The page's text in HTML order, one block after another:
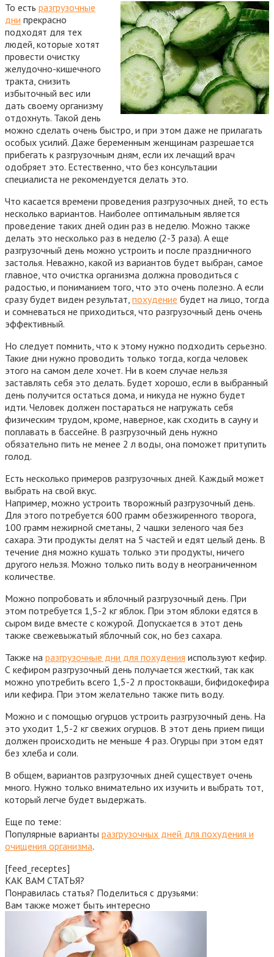
То есть разгрузочные
дни прекрасно
подходят для тех
людей, которые хотят
провести очистку
желудочно-кишечного
тракта, снизить
избыточный вес или
дать своему организму
отдохнуть. Такой день
можно сделать очень быстро, и при этом даже не прилагать
особых усилий. Даже беременным женщинам разрешается
прибегать к разгрузочным дням, если их лечащий врач
одобряет это. Естественно, что без консультации
специалиста не рекомендуется делать это.
Что касается времени проведения разгрузочных дней, то есть
несколько вариантов. Наиболее оптимальным является
проведение таких дней один раз в неделю. Можно также
делать это несколько раз в неделю (2-3 раза). А еще
разгрузочный день можно устроить и после праздничного
застолья. Неважно, какой из вариантов будет выбран, самое
главное, что очистка организма должна проводиться с
радостью, и пониманием того, что это очень полезно. А если
сразу будет виден результат, похудение будет на лицо, тогда
и сомневаться не приходиться, что разгрузочный день очень
эффективный.
Но следует помнить, что к этому нужно подходить серьезно.
Такие дни нужно проводить только тогда, когда человек
этого на самом деле хочет. Ни в коем случае нельзя
заставлять себя это делать. Будет хорошо, если в выбранный
день получится остаться дома, и никуда не нужно будет
идти. Человек должен постараться не нагружать себя
физическим трудом, кроме, наверное, как сходить в сауну и
поплавать в бассейне. В разгрузочный день нужно
обязательно пить не менее 2 л воды, она поможет притупить
голод.
Есть несколько примеров разгрузочных дней. Каждый может
выбрать на свой вкус.
Например, можно устроить творожный разгрузочный день.
Для этого потребуется 600 грамм обезжиренного творога,
100 грамм нежирной сметаны, 2 чашки зеленого чая без
сахара. Эти продукты делят на 5 частей и едят целый день. В
течение дня можно кушать только эти продукты, ничего
другого нельзя. Можно только пить воду в неограниченном
количестве.
Можно попробовать и яблочный разгрузочный день. При
этом потребуется 1,5-2 кг яблок. При этом яблоки едятся в
сыром виде вместе с кожурой. Допускается в этот день
также свежевыжатый яблочный сок, но без сахара.
Также на разгрузочные дни для похудения используют кефир.
С кефиром разгрузочный день получается жесткий, так как
можно употребить всего 1,5-2 л простокваши, бифидокефира
или кефира. При этом желательно также пить воду.
Можно и с помощью огурцов устроить разгрузочный день. На
это уходит 1,5-2 кг свежих огурцов. В этот день прием пищи
должен происходить не меньше 4 раз. Огурцы при этом едят
без хлеба и соли.
В общем, вариантов разгрузочных дней существует очень
много. Нужно только внимательно их изучить и выбрать тот,
который легче будет выдержать.
Еще по теме:
Популярные варианты разгрузочных дней для похудения и
очищения организма.
[feed_receptes]
КАК ВАМ СТАТЬЯ?
Понравилась статья? Поделиться с друзьями:
Вам также может быть интересно